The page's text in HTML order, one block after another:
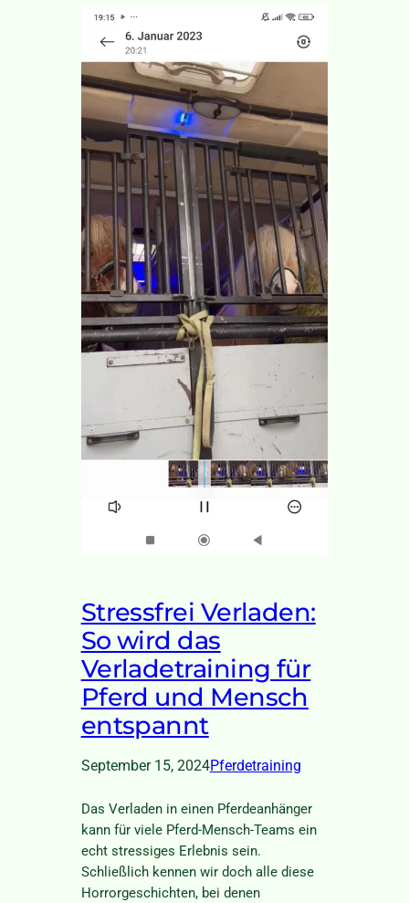
Stressfrei Verladen:
So wird das
Verladetraining für
Pferd und Mensch
entspannt
September 15, 2024Pferdetraining
Das Verladen in einen Pferdeanhänger
kann für viele Pferd-Mensch-Teams ein
echt stressiges Erlebnis sein.
Schließlich kennen wir doch alle diese
Horrorgeschichten, bei denen